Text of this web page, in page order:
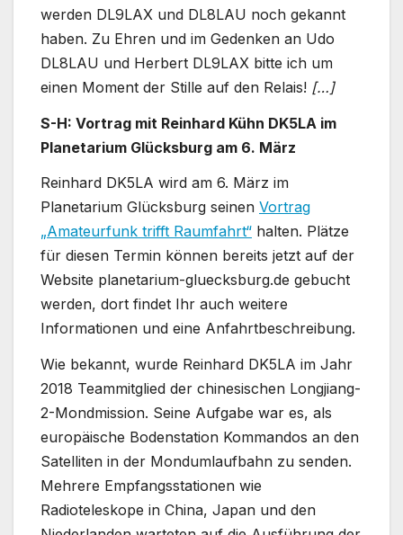
werden DL9LAX und DL8LAU noch gekannt
haben. Zu Ehren und im Gedenken an Udo
DL8LAU und Herbert DL9LAX bitte ich um
einen Moment der Stille auf den Relais! […]
S-H: Vortrag mit Reinhard Kühn DK5LA im
Planetarium Glücksburg am 6. März
Reinhard DK5LA wird am 6. März im
Planetarium Glücksburg seinen Vortrag
„Amateurfunk trifft Raumfahrt“ halten. Plätze
für diesen Termin können bereits jetzt auf der
Website planetarium-gluecksburg.de gebucht
werden, dort findet Ihr auch weitere
Informationen und eine Anfahrtbeschreibung.
Wie bekannt, wurde Reinhard DK5LA im Jahr
2018 Teammitglied der chinesischen Longjiang-
2-Mondmission. Seine Aufgabe war es, als
europäische Bodenstation Kommandos an den
Satelliten in der Mondumlaufbahn zu senden.
Mehrere Empfangsstationen wie
Radioteleskope in China, Japan und den